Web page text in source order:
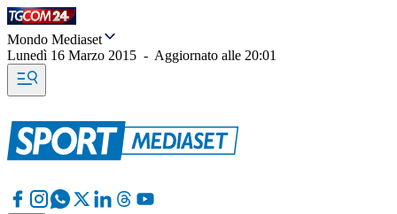
Mondo Mediaset
Lunedì 16 Marzo 2015 - Aggiornato alle 20:01